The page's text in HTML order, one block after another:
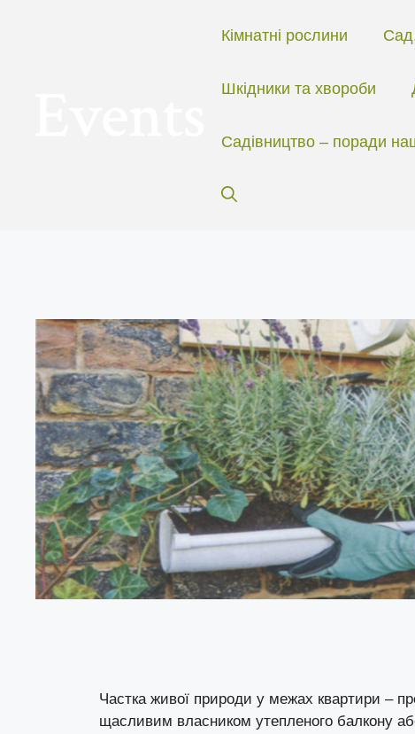
Кімнатні рослини
Шкідники та хвороби
Садівництво – поради
Частка живої природи у межах квартири –
щасливим власником утепленого балкону